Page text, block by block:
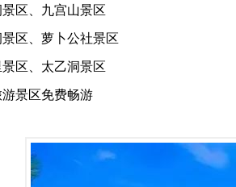
区、九宫山景区
区、萝卜公社景区
区、太乙洞景区
游景区免费畅游